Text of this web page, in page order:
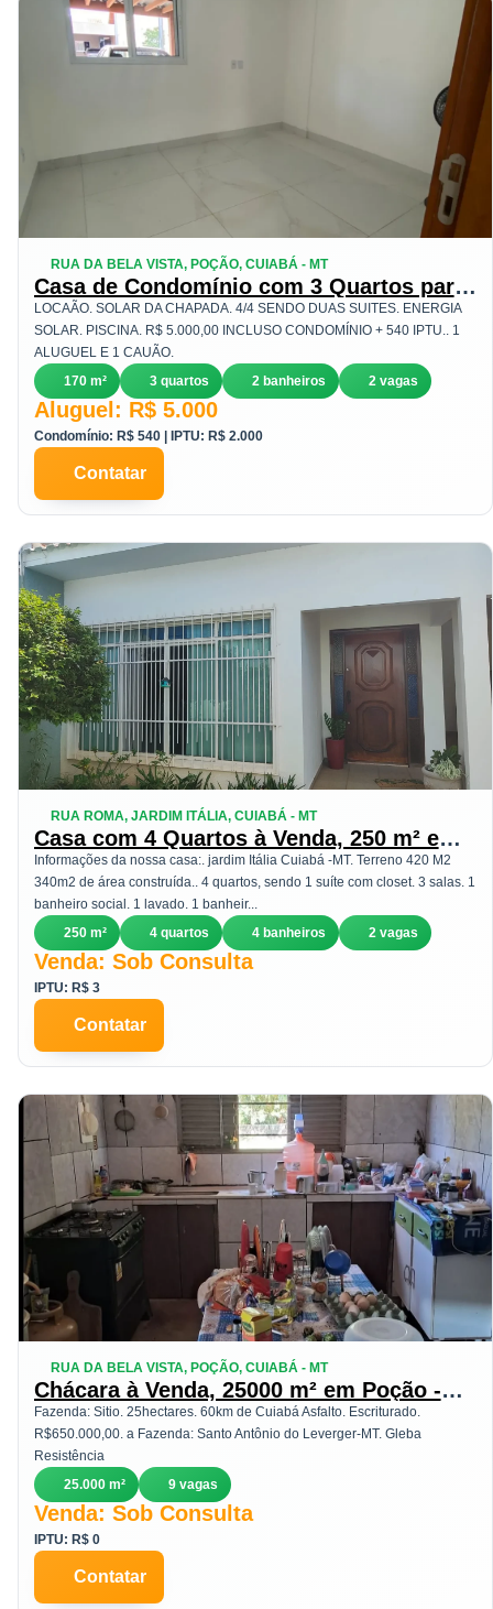
RUA DA BELA VISTA, POÇÃO, CUIABÁ - MT
Casa de Condomínio com 3 Quartos para
Alugar, 170 m² em Poção - Cuiabá
LOCAÃO. SOLAR DA CHAPADA. 4/4 SENDO DUAS SUITES. ENERGIA
SOLAR. PISCINA. R$ 5.000,00 INCLUSO CONDOMÍNIO + 540 IPTU.. 1
ALUGUEL E 1 CAUÃO.
170 m²
3 quartos 2 banheiros 2 vagas
Aluguel: R$ 5.000
Condomínio: R$ 540 | IPTU: R$ 2.000
Contatar
RUA ROMA, JARDIM ITÁLIA, CUIABÁ - MT
Casa com 4 Quartos à Venda, 250 m² em
Jardim Itália - Cuiabá
Informações da nossa casa:. jardim Itália Cuiabá -MT. Terreno 420 M2
340m2 de área construída.. 4 quartos, sendo 1 suíte com closet. 3 salas. 1
banheiro social. 1 lavado. 1 banheir...
250 m²
4 quartos 4 banheiros 2 vagas
Venda: Sob Consulta
IPTU: R$ 3
Contatar
RUA DA BELA VISTA, POÇÃO, CUIABÁ - MT
Chácara à Venda, 25000 m² em Poção -
Cuiabá
Fazenda: Sitio. 25hectares. 60km de Cuiabá Asfalto. Escriturado.
R$650.000,00. a Fazenda: Santo Antônio do Leverger-MT. Gleba
Resistência
25.000 m²
9 vagas
Venda: Sob Consulta
IPTU: R$ 0
Contatar